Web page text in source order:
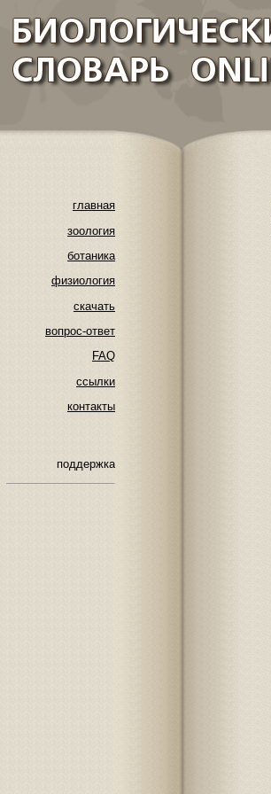
главная
зоология
ботаника
физиология
скачать
вопрос-ответ
FAQ
ссылки
контакты
поддержка